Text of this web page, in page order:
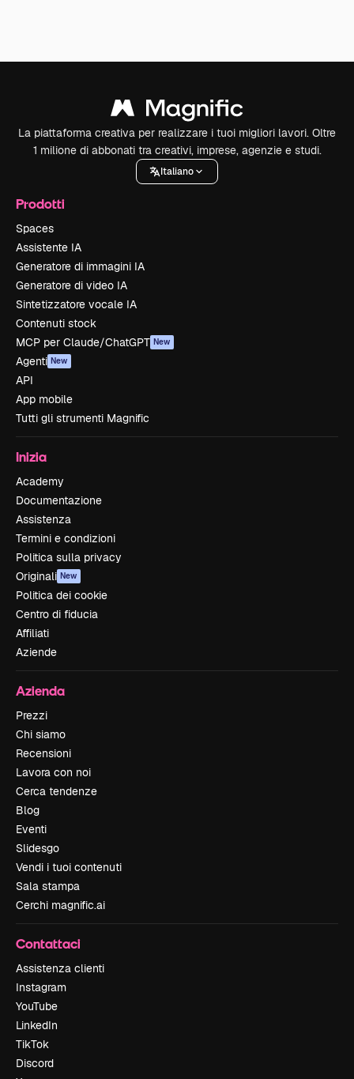
La piattaforma creativa per realizzare i tuoi migliori lavori. Oltre
1 milione di abbonati tra creativi, imprese, agenzie e studi.
Italiano
Prodotti
Spaces
Assistente IA
Generatore di immagini IA
Generatore di video IA
Sintetizzatore vocale IA
Contenuti stock
MCP per Claude/ChatGPT New
Agenti New
API
App mobile
Tutti gli strumenti Magnific
Inizia
Academy
Documentazione
Assistenza
Termini e condizioni
Politica sulla privacy
Originali New
Politica dei cookie
Centro di fiducia
Affiliati
Aziende
Azienda
Prezzi
Chi siamo
Recensioni
Lavora con noi
Cerca tendenze
Blog
Eventi
Slidesgo
Vendi i tuoi contenuti
Sala stampa
Cerchi magnific.ai
Contattaci
Assistenza clienti
Instagram
YouTube
LinkedIn
TikTok
Discord